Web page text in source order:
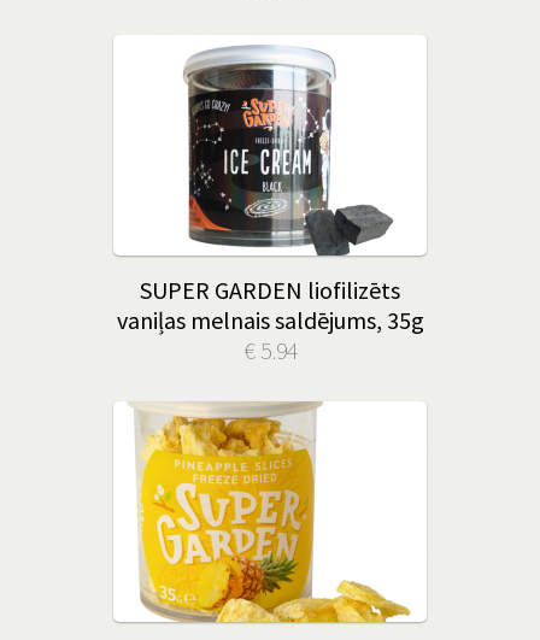
SUPER GARDEN liofilizēts
vaniļas melnais saldējums, 35g
€ 5.94